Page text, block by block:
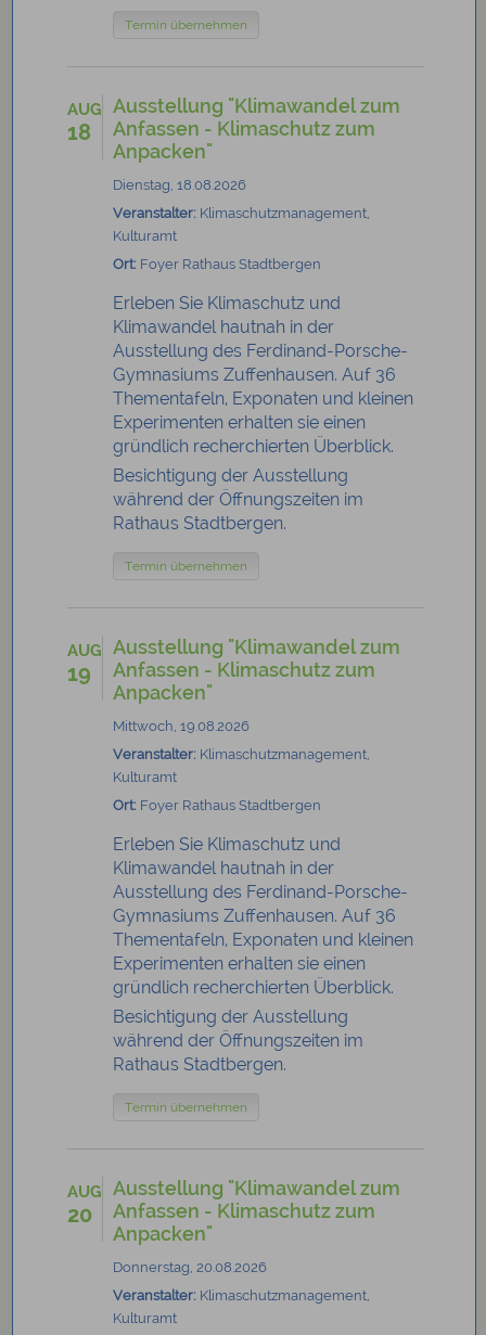
Termin übernehmen
AUG
18
Ausstellung "Klimawandel zum
Anfassen - Klimaschutz zum
Anpacken"
Dienstag, 18.08.2026
Veranstalter: Klimaschutzmanagement,
Kulturamt
Ort:Foyer Rathaus Stadtbergen
Erleben Sie Klimaschutz und
Klimawandel hautnah in der
Ausstellung des Ferdinand-Porsche-
Gymnasiums Zuffenhausen. Auf 36
Thementafeln, Exponaten und kleinen
Experimenten erhalten sie einen
gründlich recherchierten Überblick.
Besichtigung der Ausstellung
während der Öffnungszeiten im
Rathaus Stadtbergen.
Termin übernehmen
AUG
19
Ausstellung "Klimawandel zum
Anfassen - Klimaschutz zum
Anpacken"
Mittwoch, 19.08.2026
Veranstalter: Klimaschutzmanagement,
Kulturamt
Ort:Foyer Rathaus Stadtbergen
Erleben Sie Klimaschutz und
Klimawandel hautnah in der
Ausstellung des Ferdinand-Porsche-
Gymnasiums Zuffenhausen. Auf 36
Thementafeln, Exponaten und kleinen
Experimenten erhalten sie einen
gründlich recherchierten Überblick.
Besichtigung der Ausstellung
während der Öffnungszeiten im
Rathaus Stadtbergen.
Termin übernehmen
AUG
20
Ausstellung "Klimawandel zum
Anfassen - Klimaschutz zum
Anpacken"
Donnerstag, 20.08.2026
Veranstalter: Klimaschutzmanagement,
Kulturamt